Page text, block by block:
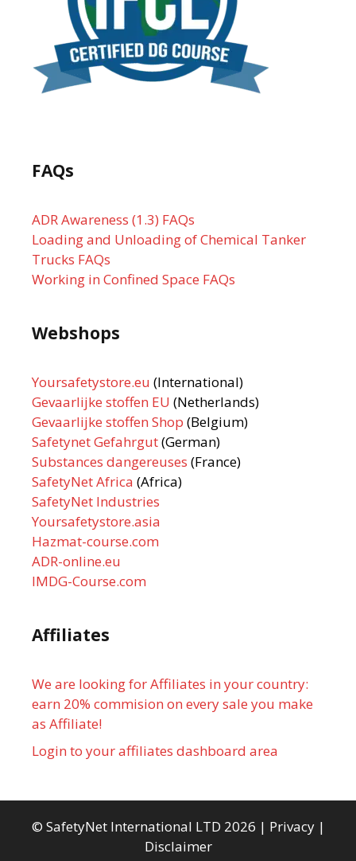
FAQs
ADR Awareness (1.3) FAQs
Loading and Unloading of Chemical Tanker
Trucks FAQs
Working in Confined Space FAQs
Webshops
Yoursafetystore.eu (International)
Gevaarlijke stoffen EU (Netherlands)
Gevaarlijke stoffen Shop (Belgium)
Safetynet Gefahrgut(German)
Substances dangereuses (France)
SafetyNet Africa (Africa)
SafetyNet Industries
Yoursafetystore.asia
Hazmat-course.com
ADR-online.eu
IMDG-Course.com
Affiliates
We are looking for Affiliates in your country:
earn 20% commision on every sale you make
as Affiliate!
Login to your affiliates dashboard area
© SafetyNet International LTD 2026 | Privacy |
Disclaimer